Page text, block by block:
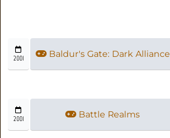
2001 Baldur's Gate: Dark Alliance
2001 Battle Realms